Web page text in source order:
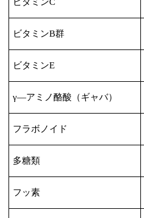
ビタミンB群
ビタミンE
γ―アミノ酪酸（ギャバ）
フラボノイド
多糖類
フッ素